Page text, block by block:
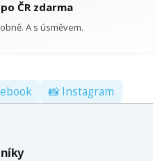
ČR zdarma
A s úsměvem.
📸 Instagram